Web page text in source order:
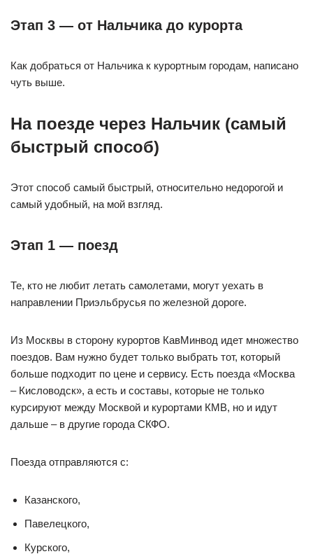
Этап 3 — от Нальчика до курорта
Как добраться от Нальчика к курортным городам, написано
чуть выше.
На поезде через Нальчик (самый
быстрый способ)
Этот способ самый быстрый, относительно недорогой и
самый удобный, на мой взгляд.
Этап 1 — поезд
Те, кто не любит летать самолетами, могут уехать в
направлении Приэльбрусья по железной дороге.
Из Москвы в сторону курортов КавМинвод идет множество
поездов. Вам нужно будет только выбрать тот, который
больше подходит по цене и сервису. Есть поезда «Москва
– Кисловодск», а есть и составы, которые не только
курсируют между Москвой и курортами КМВ, но и идут
дальше – в другие города СКФО.
Поезда отправляются с:
Казанского,
Павелецкого,
Курского,